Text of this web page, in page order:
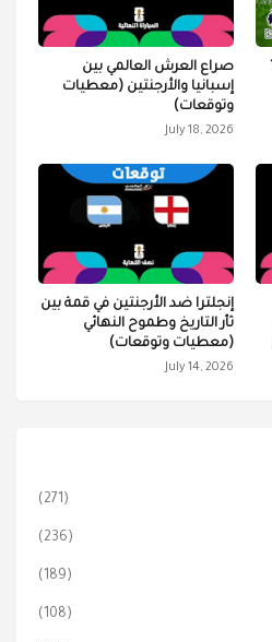
صراع العرش العالمي بين
إسبانيا والأرجنتين (معطيات
وتوقعات)
July 18, 2026
إنجلترا ضد الأرجنتين في قمة بين
ثأر التاريخ وطموح النهائي
(معطيات وتوقعات)
July 14, 2026
(271)
(236)
(189)
(108)